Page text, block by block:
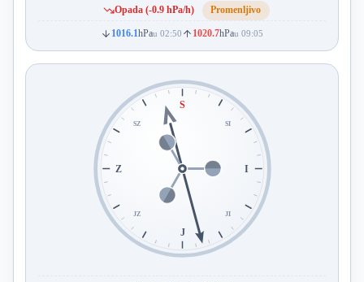
Opada (-0.9 hPa/h) Promenljivo
1016.1hPau 02:50 1020.7hPau 09:05
S
I
J
Z
SI
JI
JZ
SZ